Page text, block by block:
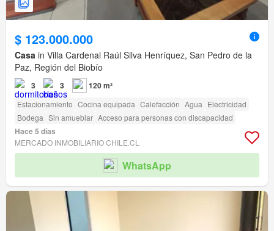
$ 123.000.000
Casa in Villa Cardenal Raúl Silva Henríquez, San Pedro de la
Paz, Región del Biobío
3 3 120 m²
Estacionamiento Cocina equipada Calefacción Agua Electricidad
Bodega Sin amueblar Acceso para personas con discapacidad
Hace 5 días
MERCADO INMOBILIARIO CHILE.CL
WhatsApp